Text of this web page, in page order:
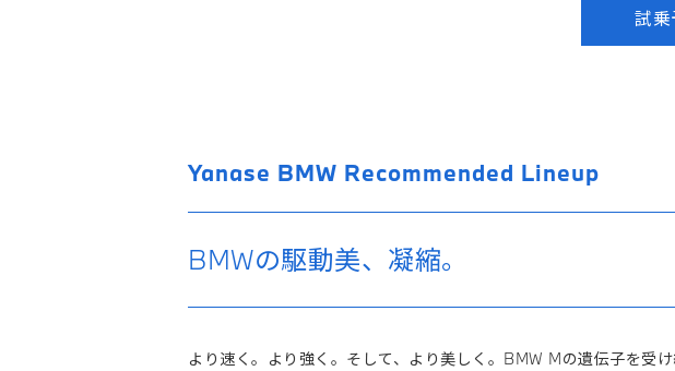
試乗
Yanase BMW Recommended Lineup
BMWの駆動美、凝縮。
より速く。より強く。そして、より美しく。BMW Mの遺伝子を受